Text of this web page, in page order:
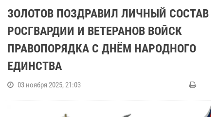
ЗОЛОТОВ ПОЗДРАВИЛ ЛИЧНЫЙ СОСТАВ
РОСГВАРДИИ И ВЕТЕРАНОВ ВОЙСК
ПРАВОПОРЯДКА С ДНЁМ НАРОДНОГО
ЕДИНСТВА
03 ноября 2025, 21:03